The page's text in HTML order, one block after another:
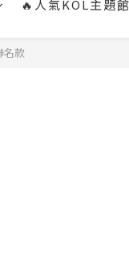
🔥品牌限定滿額折
🔥人氣KOL主題
名款